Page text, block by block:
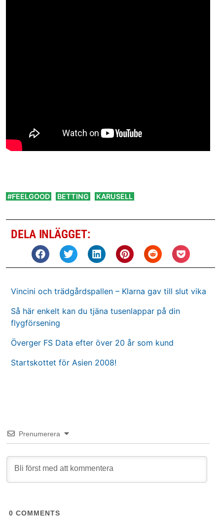
#FEELGOOD BETTING KARUSELL
DELA INLÄGGET:
Vincini och trädgårdspallen – Klarna gav till slut vika
Så här enkelt kan du tjäna tusenlappar på din
flygförsening
Överger FS Data efter över 20 år som kund
Startskottet för Asien 2008!
Prenumerera
0 COMMENTS